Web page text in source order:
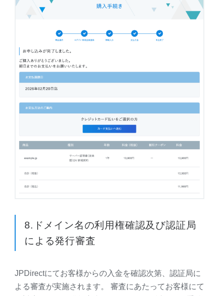
8.ドメイン名の利用権確認及び認証局
による発行審査
JPDirectにてお客様からの入金を確認次第、認証局に
よる審査が実施されます。 審査にあたってお客様にて